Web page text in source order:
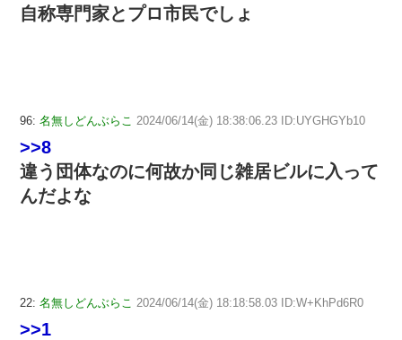
自称専門家とプロ市民でしょ
96: 名無しどんぶらこ 2024/06/14(金) 18:38:06.23 ID:UYGHGYb10
>>8
違う団体なのに何故か同じ雑居ビルに入って
んだよな
22: 名無しどんぶらこ 2024/06/14(金) 18:18:58.03 ID:W+KhPd6R0
>>1